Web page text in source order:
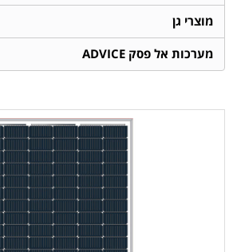
מוצרי גן
מערכות אל פסק ADVICE